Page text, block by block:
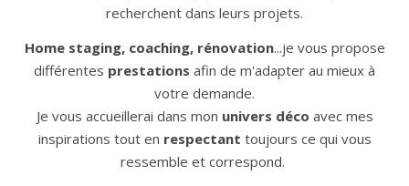
recherchent dans leurs projets.
Home staging, coaching, rénovation...je vous propose
différentes prestations afin de m'adapter au mieux à
votre demande.
Je vous accueillerai dans mon univers déco avec mes
inspirations tout en respectant toujours ce qui vous
ressemble et correspond.